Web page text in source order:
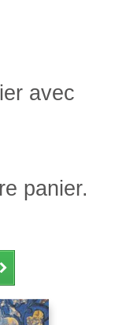
avec
panier.